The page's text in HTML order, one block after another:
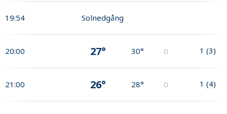
19:54 Solnedgång
20:00 27° 30° 0 1 (3)
21:00 26° 28° 0 1 (4)